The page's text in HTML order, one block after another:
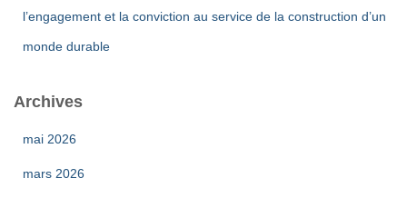
l’engagement et la conviction au service de la construction d’un
monde durable
Archives
mai 2026
mars 2026